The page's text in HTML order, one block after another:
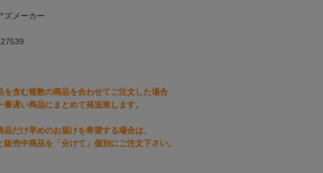
ズメーカー
を含む複数の商品を合わせてご注文した場合
番遅い商品にまとめて発送致します。
品だけ早めのお届けを希望する場合は、
販売中商品を「分けて」個別にご注文下さい。